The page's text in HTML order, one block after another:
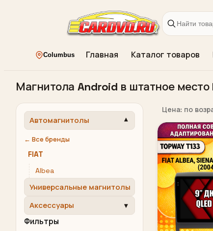
Columbus Главная Каталог товаров
Магнитола Android в штатное место
Автомагнитолы
← Все бренды
FIAT
Albea
Универсальные магнитолы
Аксессуары
Фильтры
Цена: по